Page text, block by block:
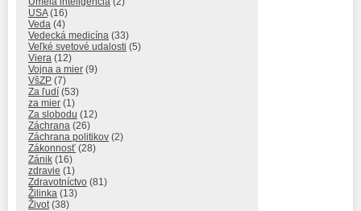
USA(16)
Veda (4)
Vedecká medicína (33)
Veľké svetové udalosti (5)
Viera (12)
Vojna a mier (9)
VšZP (7)
Za ľudí (53)
za mier (1)
Za slobodu (12)
Záchrana (26)
Záchrana politikov (2)
Zákonnosť (28)
Zánik (16)
zdravie (1)
Zdravotníctvo (81)
Žilinka (13)
Život (38)